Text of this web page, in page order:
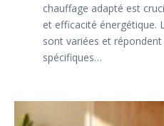
chauffage adapté est
et efficacité énergétique.
sont variées et
spécifiques…